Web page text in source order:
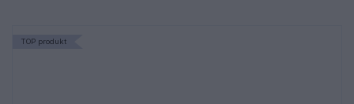
TOP produkt